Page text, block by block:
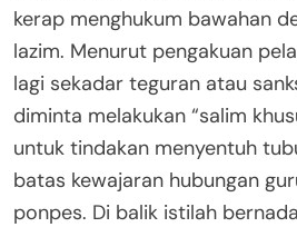
kerap menghukum bawahan
lazim. Menurut pengakuan
lagi sekadar teguran atau
diminta melakukan “salim
untuk tindakan menyentuh
batas kewajaran hubungan
ponpes. Di balik istilah